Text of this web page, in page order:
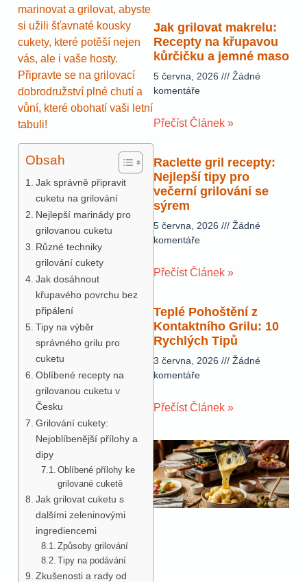
marinovat a grilovat, abyste
si užili šťavnaté kousky
cukety, které potěší nejen
vás, ale i vaše hosty.
Připravte se na grilovací
dobrodružství plné chutí a
vůní, které obohatí vaši letní
tabuli!
Obsah
Jak správně připravit
cuketu na grilování
Nejlepší marinády pro
grilovanou cuketu
Různé techniky
grilování cukety
Jak dosáhnout
křupavého povrchu bez
připálení
Tipy na výběr
správného grilu pro
cuketu
Oblíbené recepty na
grilovanou cuketu v
Česku
Grilování cukety:
Nejoblíbenější přílohy a
dipy
Oblíbené přílohy ke
grilované cuketě
Jak grilovat cuketu s
dalšími zeleninovými
ingrediencemi
Způsoby grilování
Tipy na podávání
Zkušenosti a rady od
Jak grilovat makrelu:
Recepty na křupavou
kůrčičku a jemné maso
5 června, 2026
Žádné
komentáře
Přečíst Článek »
Raclette gril recepty:
Nejlepší tipy pro
večerní grilování se
sýrem
5 června, 2026
Žádné
komentáře
Přečíst Článek »
Teplé Pohoštění z
Kontaktního Grilu: 10
Rychlých Tipů
3 června, 2026
Žádné
komentáře
Přečíst Článek »